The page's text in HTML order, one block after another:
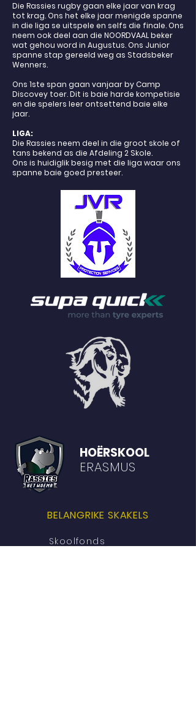
Die Rassies rugby gaan elke jaar van krag
tot krag. Ons het elke jaar menigde spanne
in die liga se uitspele en selfs die finale. Ons
neem ook deel aan die NOORDVAAL beker
wat gehou word in Augustus. Ons Junior
spanne stap gereeld weg as Stadsbeker
Wenners.
Ons 1ste span gaan vanjaar by Camp
Discovey toer. Dit is baie harde kompetisie
en die spelers leer ontsettend baie elke
jaar.
LIGA:
Die Rassies neem deel in die groot skole of
tans bekend as die Afdeling 2 Skole.
Ons is huidiglik besig met die liga waar ons
spanne baie goed presteer.
HOËRSKOOL
ERASMUS
BELANGRIKE SKAKELS
Skoolfonds